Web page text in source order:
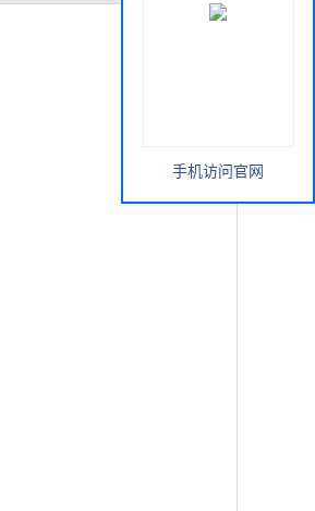
手机访问官网